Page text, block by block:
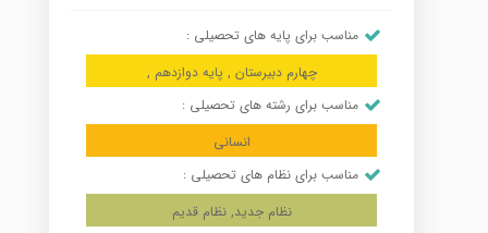
مناسب برای پایه های تحصیلی :
چهارم دبیرستان , پایه دوازدهم ,
مناسب برای رشته های تحصیلی :
انسانی
مناسب برای نظام های تحصیلی :
نظام جدید, نظام قدیم